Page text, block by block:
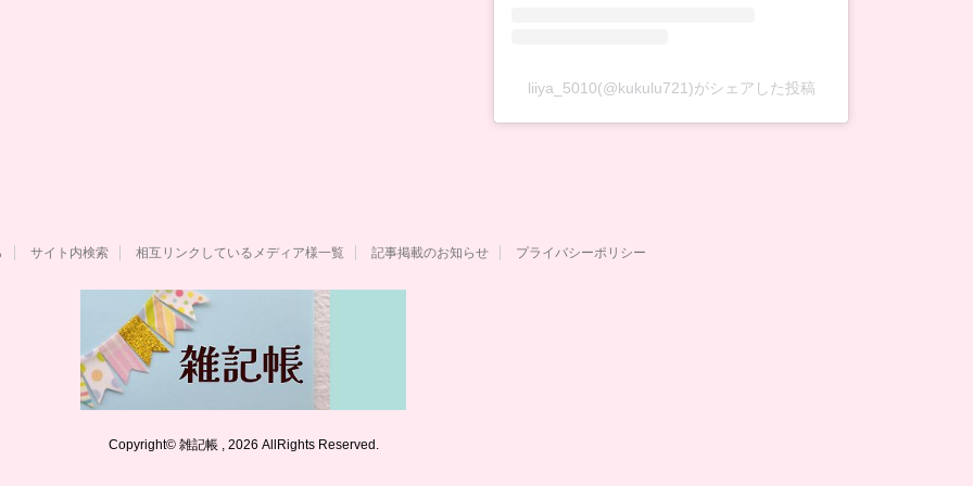
liiya_5010(@kukulu721)がシェアした投稿
サイト内検索 相互リンクしているメディア様一覧 記事掲載のお知らせ プライバシーポリシー
Copyright© 雑記帳 , 2026 AllRights Reserved.